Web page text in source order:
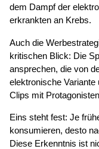
dem Dampf der
erkrankten an Krebs.
Auch die
kritischen Blick: Die
ansprechen, die von
elektronische Variante
Clips mit
Eins steht fest: Je
konsumieren, desto
Diese Erkenntnis ist